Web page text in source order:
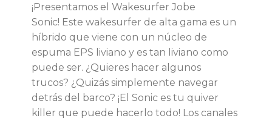
¡Presentamos el Wakesurfer Jobe
Sonic! Este wakesurfer de alta gama es un
híbrido que viene con un núcleo de
espuma EPS liviano y es tan liviano como
puede ser. ¿Quieres hacer algunos
trucos? ¿Quizás simplemente navegar
detrás del barco? ¡El Sonic es tu quiver
killer que puede hacerlo todo! Los canales